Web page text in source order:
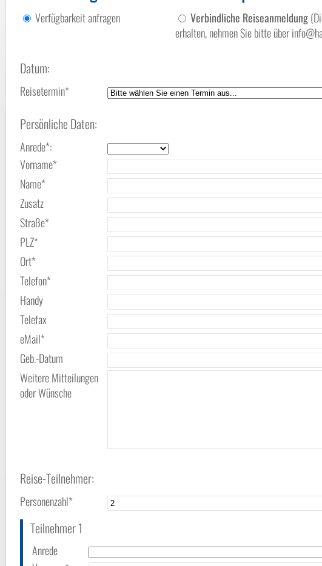
Verfügbarkeit anfragen Verbindliche Reiseanmeldung
erhalten, nehmen Sie bitte über
Datum:
Reisetermin*
Persönliche Daten:
Anrede*:
Vorname*
Name*
Zusatz
Straße*
PLZ*
Ort*
Telefon*
Handy
Telefax
eMail*
Geb.-Datum
Weitere Mitteilungen
oder Wünsche
Reise-Teilnehmer:
Personenzahl*
Teilnehmer 1
Anrede